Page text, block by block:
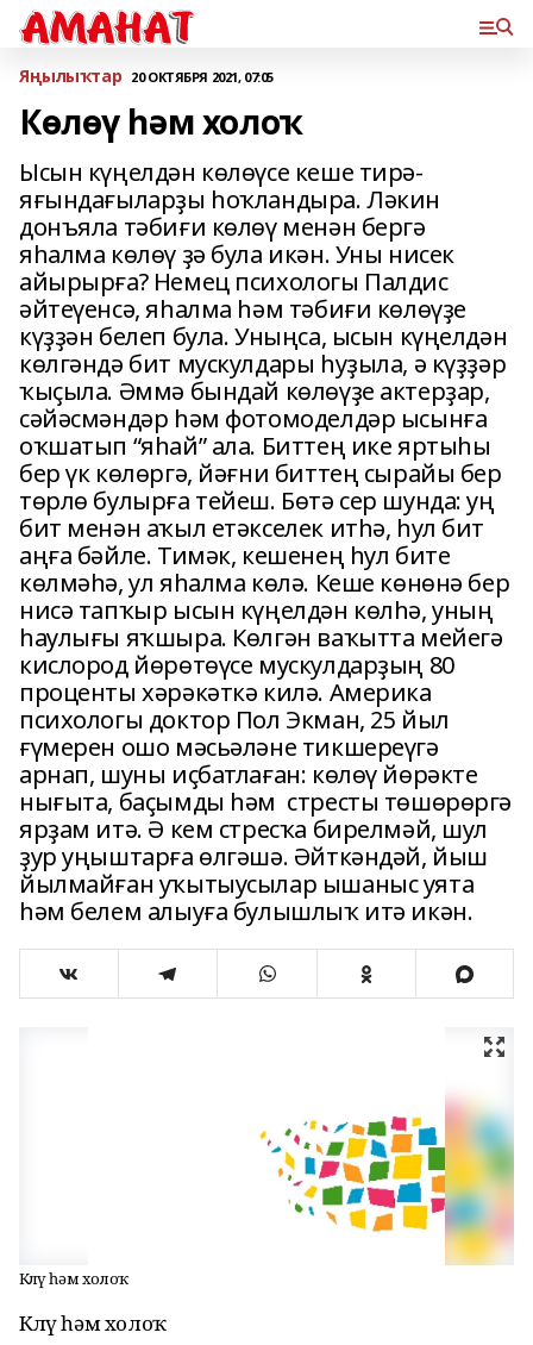
Яңылыҡтар 20 ОКТЯБРЯ 2021, 07:05
Көлөү һәм холоҡ
Ысын күңелдән көлөүсе кеше тирә-
яғындағыларҙы һоҡландыра. Ләкин
донъяла тәбиғи көлөү менән бергә
яһалма көлөү ҙә була икән. Уны нисек
айырырға? Немец психологы Палдис
әйтеүенсә, яһалма һәм тәбиғи көлөүҙе
күҙҙән белеп була. Уныңса, ысын күңелдән
көлгәндә бит мускулдары һуҙыла, ә күҙҙәр
ҡыҫыла. Әммә бындай көлөүҙе актерҙар,
сәйәсмәндәр һәм фотомоделдәр ысынға
оҡшатып “яһай” ала. Биттең ике яртыһы
бер үк көлөргә, йәғни биттең сырайы бер
төрлө булырға тейеш. Бөтә сер шунда: уң
бит менән аҡыл етәкселек итһә, һул бит
аңға бәйле. Тимәк, кешенең һул бите
көлмәһә, ул яһалма көлә. Кеше көнөнә бер
нисә тапҡыр ысын күңелдән көлһә, уның
һаулығы яҡшыра. Көлгән ваҡытта мейегә
кислород йөрөтөүсе мускулдарҙың 80
проценты хәрәкәткә килә. Америка
психологы доктор Пол Экман, 25 йыл
ғүмерен ошо мәсьәләне тикшереүгә
арнап, шуны иҫбатлаған: көлөү йөрәкте
нығыта, баҫымды һәм стресты төшөрөргә
ярҙам итә. Ә кем стресҡа бирелмәй, шул
ҙур уңыштарға өлгәшә. Әйткәндәй, йыш
йылмайған уҡытыусылар ышаныс уята
һәм белем алыуға булышлыҡ итә икән.
Көлөү һәм холоҡ
Көлөү һәм холоҡ